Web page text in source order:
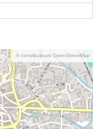
© contributeurs OpenStreetMap